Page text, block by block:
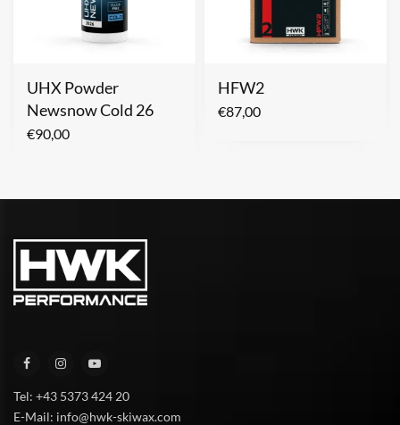
UHX Powder
Newsnow Cold 26
€90,00
HFW2
€87,00
Tel: +43 5373 424 20
E-Mail: info@hwk-skiwax.com